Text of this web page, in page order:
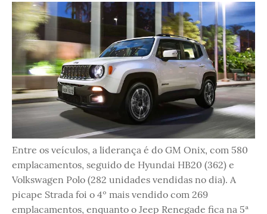
Entre os veículos, a liderança é do GM Onix, com 580
emplacamentos, seguido de Hyundai HB20 (362) e
Volkswagen Polo (282 unidades vendidas no dia). A
picape Strada foi o 4º mais vendido com 269
emplacamentos, enquanto o Jeep Renegade fica na 5ª